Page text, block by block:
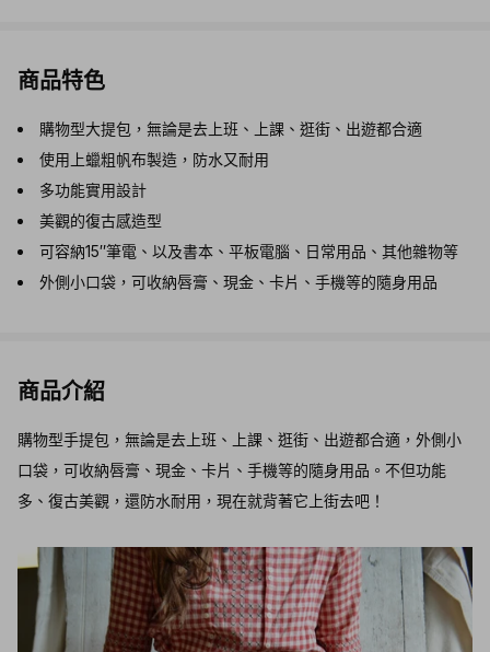
商品特色
購物型大提包，無論是去上班、上課、逛街、出遊都合適
使用上蠟粗帆布製造，防水又耐用
多功能實用設計
美觀的復古感造型
可容納15″筆電、以及書本、平板電腦、日常用品、其他雜物等
外側小口袋，可收納唇膏、現金、卡片、手機等的隨身用品
商品介紹
購物型手提包，無論是去上班、上課、逛街、出遊都合適，外側小
口袋，可收納唇膏、現金、卡片、手機等的隨身用品。不但功能
多、復古美觀，還防水耐用，現在就背著它上街去吧！